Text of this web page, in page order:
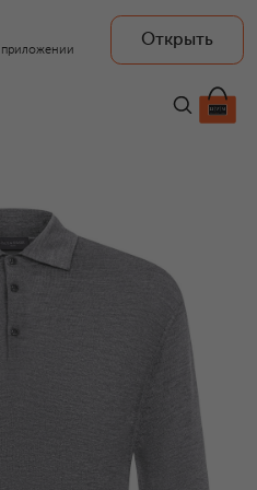
приложении
Открыть
33 150 ₽